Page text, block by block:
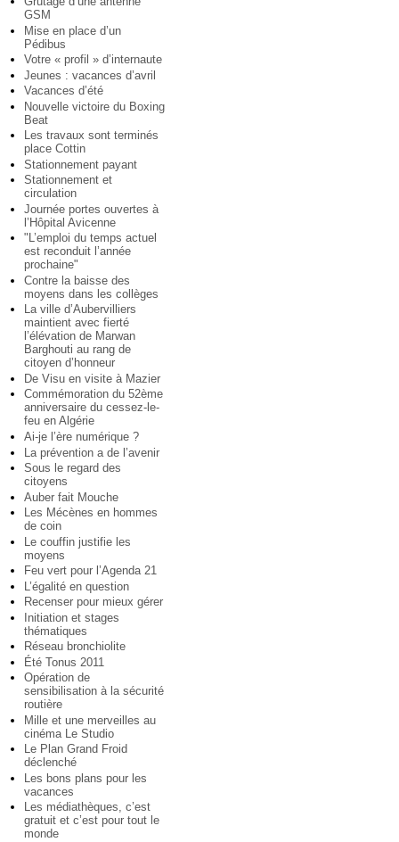
GSM
Mise en place d’un
Pédibus
Votre « profil » d’internaute
Jeunes : vacances d’avril
Vacances d’été
Nouvelle victoire du Boxing
Beat
Les travaux sont terminés
place Cottin
Stationnement payant
Stationnement et
circulation
Journée portes ouvertes à
l’Hôpital Avicenne
"L’emploi du temps actuel
est reconduit l’année
prochaine"
Contre la baisse des
moyens dans les collèges
La ville d’Aubervilliers
maintient avec fierté
l’élévation de Marwan
Barghouti au rang de
citoyen d’honneur
De Visu en visite à Mazier
Commémoration du 52ème
anniversaire du cessez-le-
feu en Algérie
Ai-je l’ère numérique ?
La prévention a de l’avenir
Sous le regard des
citoyens
Auber fait Mouche
Les Mécènes en hommes
de coin
Le couffin justifie les
moyens
Feu vert pour l’Agenda 21
L’égalité en question
Recenser pour mieux gérer
Initiation et stages
thématiques
Réseau bronchiolite
Été Tonus 2011
Opération de
sensibilisation à la sécurité
routière
Mille et une merveilles au
cinéma Le Studio
Le Plan Grand Froid
déclenché
Les bons plans pour les
vacances
Les médiathèques, c’est
gratuit et c’est pour tout le
monde